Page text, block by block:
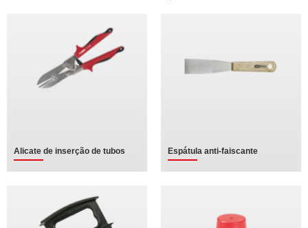
Alicate de inserção de tubos Espátula anti-faiscante